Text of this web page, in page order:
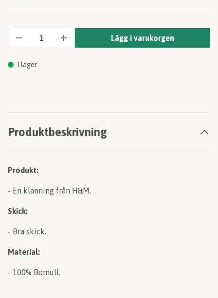
Lägg i varukorgen
I lager
Produktbeskrivning
Produkt:
- En klänning från H&M.
Skick:
- Bra skick.
Material:
- 100% Bomull.